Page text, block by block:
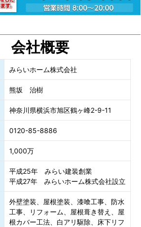
会社概要
みらいホーム株式会社
熊坂 治樹
神奈川県横浜市旭区鶴ヶ峰2-9-11
0120-85-8886
1,000万
平成25年 みらい建装創業
平成27年 みらいホーム株式会社設立
外壁塗装、屋根塗装、漆喰工事、防水
工事、リフォーム、屋根葺き替え、屋
根カバー工法、白アリ駆除、床下リフ